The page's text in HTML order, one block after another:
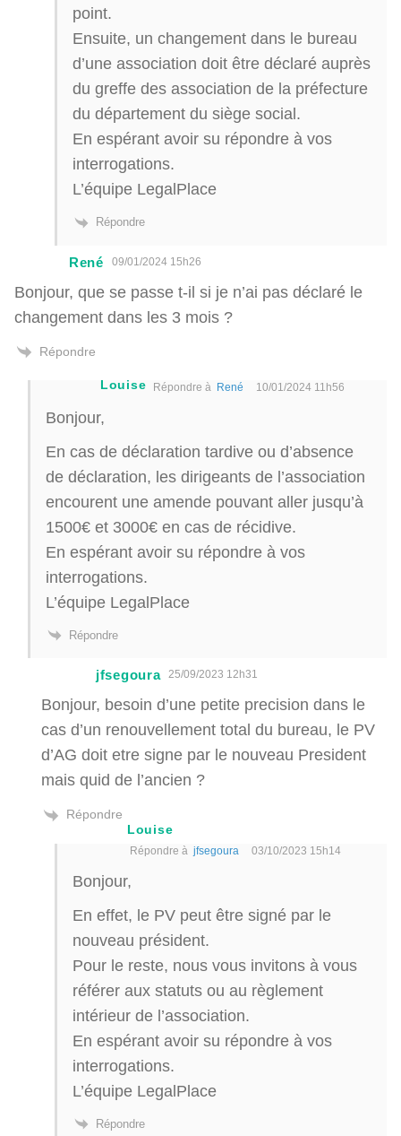
point.
Ensuite, un changement dans le bureau
d’une association doit être déclaré auprès
du greffe des association de la préfecture
du département du siège social.
En espérant avoir su répondre à vos
interrogations.
L’équipe LegalPlace
Répondre
René 09/01/2024 15h26
Bonjour, que se passe t-il si je n’ai pas déclaré le
changement dans les 3 mois ?
Répondre
Louise Répondre à René 10/01/2024 11h56
Bonjour,
En cas de déclaration tardive ou d’absence
de déclaration, les dirigeants de l’association
encourent une amende pouvant aller jusqu’à
1500€ et 3000€ en cas de récidive.
En espérant avoir su répondre à vos
interrogations.
L’équipe LegalPlace
Répondre
jfsegoura 25/09/2023 12h31
Bonjour, besoin d’une petite precision dans le
cas d’un renouvellement total du bureau, le PV
d’AG doit etre signe par le nouveau President
mais quid de l’ancien ?
Répondre
Louise
Répondre à jfsegoura 03/10/2023 15h14
Bonjour,
En effet, le PV peut être signé par le
nouveau président.
Pour le reste, nous vous invitons à vous
référer aux statuts ou au règlement
intérieur de l’association.
En espérant avoir su répondre à vos
interrogations.
L’équipe LegalPlace
Répondre